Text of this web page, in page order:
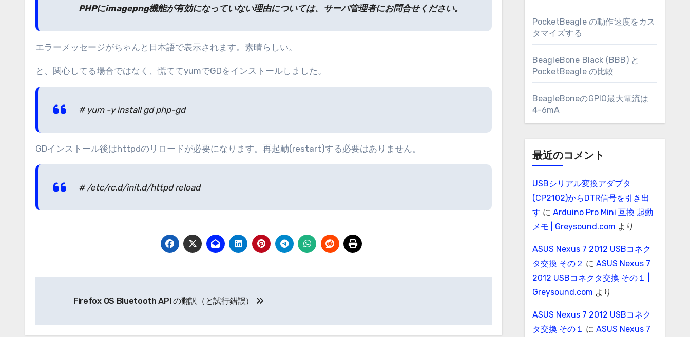
PHPにimagepng機能が有効になっていない理由については、サーバ管理者にお問合せください。
エラーメッセージがちゃんと日本語で表示されます。素晴らしい。
と、関心してる場合ではなく、慌ててyumでGDをインストールしました。
# yum -y install gd php-gd
GDインストール後はhttpdのリロードが必要になります。再起動(restart)する必要はありません。
# /etc/rc.d/init.d/httpd reload
ナ
Firefox OS Bluetooth API の翻訳（と試行錯誤）
PocketBeagle の動作速度をカス
タマイズする
BeagleBone Black (BBB) と
PocketBeagle の比較
BeagleBoneのGPIO最大電流は
4-6mA
最近のコメント
USBシリアル変換アダプタ
(CP2102)からDTR信号を引き出
す に Arduino Pro Mini 互換 起動
メモ | Greysound.com より
ASUS Nexus 7 2012 USBコネク
タ交換 その２ に ASUS Nexus 7
2012 USBコネクタ交換 その１ |
Greysound.com より
ASUS Nexus 7 2012 USBコネク
タ交換 その１ に ASUS Nexus 7